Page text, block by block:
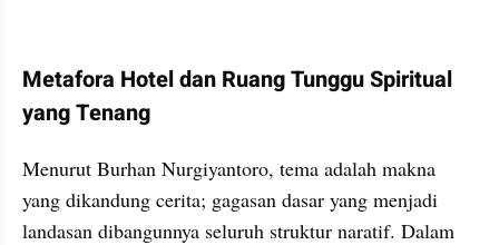
Metafora Hotel dan Ruang Tunggu Spiritual
yang Tenang
Menurut Burhan Nurgiyantoro, tema adalah makna
yang dikandung cerita; gagasan dasar yang menjadi
landasan dibangunnya seluruh struktur naratif. Dalam